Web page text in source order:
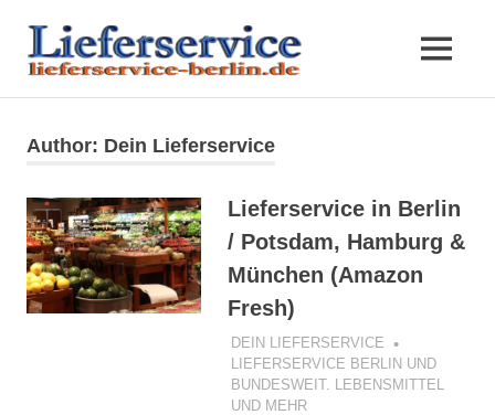
in
,
Umland
Pizza,
Sushi,
asiatisch
und
mehr.
In
Berlin,
MENÜ
Author: Dein Lieferservice
Lieferservice in Berlin
/ Potsdam, Hamburg &
München (Amazon
Fresh)
10. OKTOBER 2017
DEIN LIEFERSERVICE
LIEFERSERVICE BERLIN UND
BUNDESWEIT. LEBENSMITTEL
UND MEHR